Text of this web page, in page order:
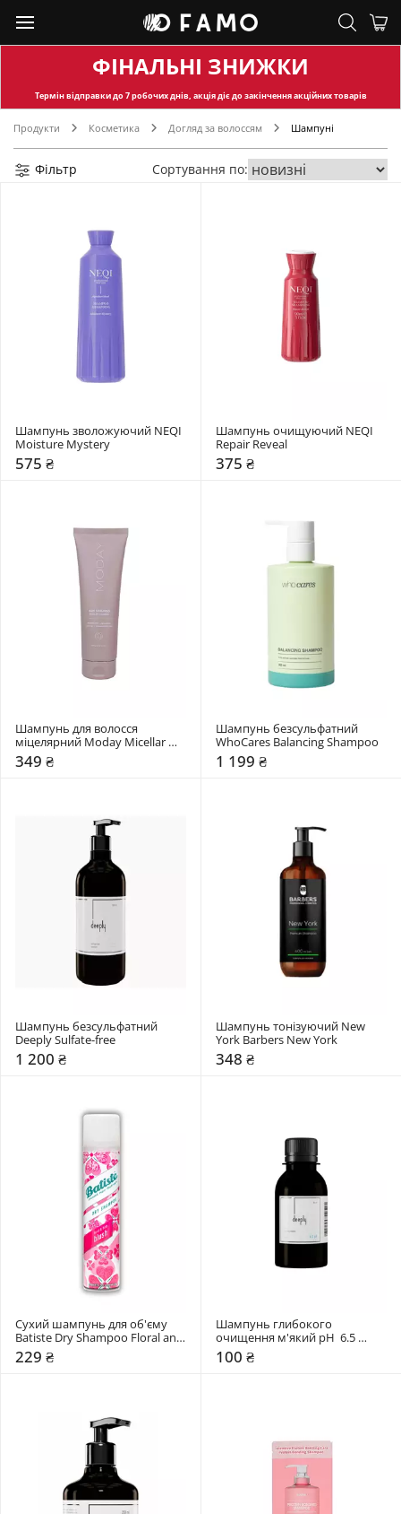
ФІНАЛЬНІ ЗНИЖКИ
Термін відправкидо 7 робочих днів, акція діє до закінчення акційних товарів
Продукти Косметика Догляд за волоссям Шампуні
Фільтр Сортування по:
Шампунь зволожуючий NEQI
Moisture Mystery
575 ₴
Шампунь очищуючий NEQI
Repair Reveal
375 ₴
Шампунь для волосся
міцелярний Moday Micellar
cleans
349 ₴
Шампунь безсульфатний
WhoCares Balancing Shampoo
1 199 ₴
Шампунь безсульфатний
Deeply Sulfate-free
1 200 ₴
Шампунь тонізуючий New
York Barbers New York
348 ₴
Сухий шампунь для об'єму
Batiste Dry Shampoo Floral and
Flirty Blush
229 ₴
Шампунь глибокого
очищення м'який pH  6.5
Deeply Soft Cleansing
100 ₴